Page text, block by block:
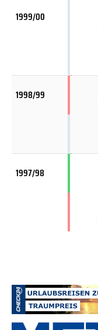
1999/00
1998/99
1997/98